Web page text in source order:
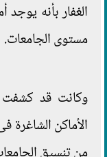
الغفار بأنه
مستوى الجامعات.
وكانت قد كشفت
الأماكن الشاغرة